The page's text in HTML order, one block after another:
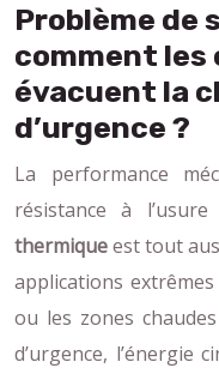
Problème de
comment les
évacuent la
d’urgence ?
La performance
résistance à
thermiqueest tout
applications
ou les zones
d’urgence, l’énergie